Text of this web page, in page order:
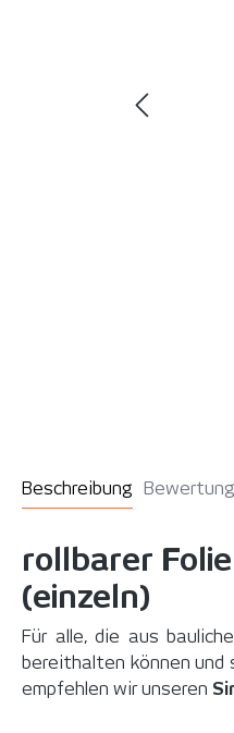
Beschreibung
rollbarer
(einzeln)
Für alle, die aus
bereithalten können und
empfehlen wir unseren